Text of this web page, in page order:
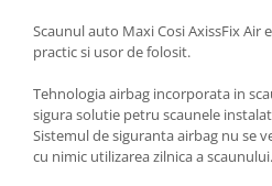
Scaunul auto Maxi Cosi AxissFix Air
practic si usor de folosit.
Tehnologia airbag incorporata in
sigura solutie petru scaunele
Sistemul de siguranta airbag nu se
cu nimic utilizarea zilnica a scaunului.